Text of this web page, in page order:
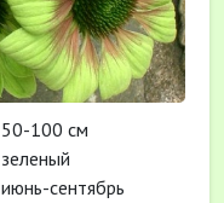
50-100 см
зеленый
июнь-сентябрь